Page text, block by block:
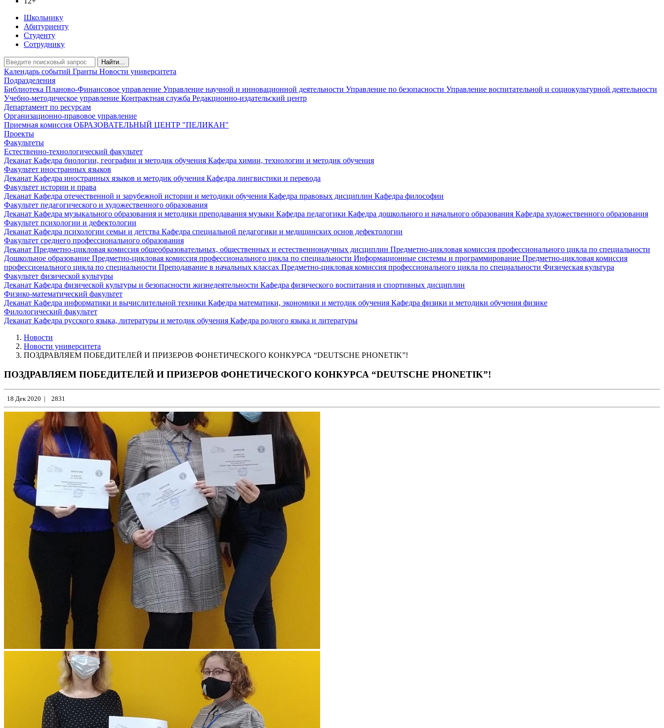
Школьнику
Абитуриенту
Студенту
Сотруднику
Найти...
Календарь событий Гранты Новости университета
Подразделения
Библиотека Планово-Финансовое управление Управление научной и инновационной деятельности Управление по безопасности Управление воспитательной и социокультурной деятельности
Учебно-методическое управление Контрактная служба Редакционно-издательский центр
Департамент по ресурсам
Организационно-правовое управление
Приемная комиссия ОБРАЗОВАТЕЛЬНЫЙ ЦЕНТР "ПЕЛИКАН"
Проекты
Факультеты
Естественно-технологический факультет
Деканат Кафедра биологии, географии и методик обучения Кафедра химии, технологии и методик обучения
Факультет иностранных языков
Деканат Кафедра иностранных языков и методик обучения Кафедра лингвистики и перевода
Факультет истории и права
Деканат Кафедра отечественной и зарубежной истории и методики обучения Кафедра правовых дисциплин Кафедра философии
Факультет педагогического и художественного образования
Деканат Кафедра музыкального образования и методики преподавания музыки Кафедра педагогики Кафедра дошкольного и начального образования Кафедра художественного образования
Факультет психологии и дефектологии
Деканат Кафедра психологии семьи и детства Кафедра специальной педагогики и медицинских основ дефектологии
Факультет среднего профессионального образования
Деканат Предметно-цикловая комиссия общеобразовательных, общественных и естественнонаучных дисциплин Предметно-цикловая комиссия профессионального цикла по специальности
Дошкольное образование Предметно-цикловая комиссия профессионального цикла по специальности Информационные системы и программирование Предметно-цикловая комиссия
профессионального цикла по специальности Преподавание в начальных классах Предметно-цикловая комиссия профессионального цикла по специальности Физическая культура
Факультет физической культуры
Деканат Кафедра физической культуры и безопасности жизнедеятельности Кафедра физического воспитания и спортивных дисциплин
Физико-математический факультет
Деканат Кафедра информатики и вычислительной техники Кафедра математики, экономики и методик обучения Кафедра физики и методики обучения физике
Филологический факультет
Деканат Кафедра русского языка, литературы и методик обучения Кафедра родного языка и литературы
Новости
Новости университета
ПОЗДРАВЛЯЕМ ПОБЕДИТЕЛЕЙ И ПРИЗЕРОВ ФОНЕТИЧЕСКОГО КОНКУРСА “DEUTSCHE PHONETIK”!
ПОЗДРАВЛЯЕМ ПОБЕДИТЕЛЕЙ И ПРИЗЕРОВ ФОНЕТИЧЕСКОГО КОНКУРСА “DEUTSCHE PHONETIK”!
18 Дек 2020 | 2831